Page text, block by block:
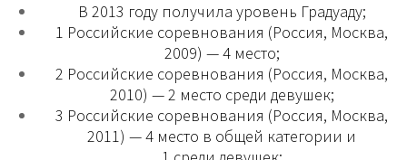
В 2013 году получила уровень Градуаду;
1 Российские соревнования (Россия, Москва,
2009) — 4 место;
2 Российские соревнования (Россия, Москва,
2010) — 2 место среди девушек;
3 Российские соревнования (Россия, Москва,
2011) — 4 место в общей категории и